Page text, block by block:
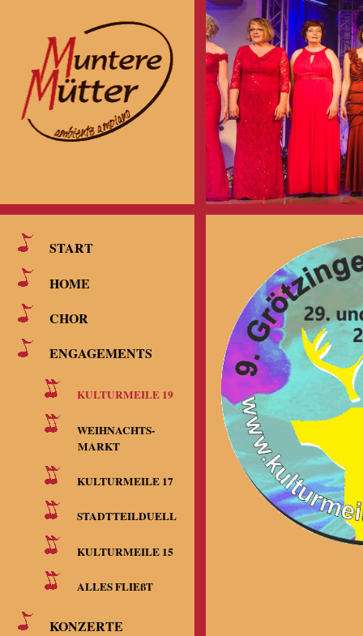
START
HOME
CHOR
ENGAGEMENTS
KULTURMEILE 19
WEIHNACHTS-
MARKT
KULTURMEILE 17
STADTTEILDUELL
KULTURMEILE 15
ALLES FLIEßT
KONZERTE